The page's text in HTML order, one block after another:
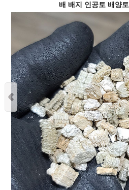
배 배지 인공토 배양